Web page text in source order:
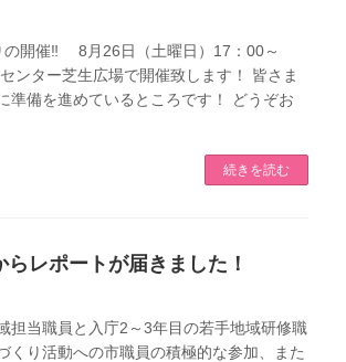
の開催‼ 8月26日（土曜日）17：00～
ンター芝生広場で開催致します！ 皆さま
準備を進めているところです！ どうぞお
続きを読む
レポートが届きました！
担当職員と入庁2～3年目の若手地域研修職
くり活動への市職員の積極的な参加、また